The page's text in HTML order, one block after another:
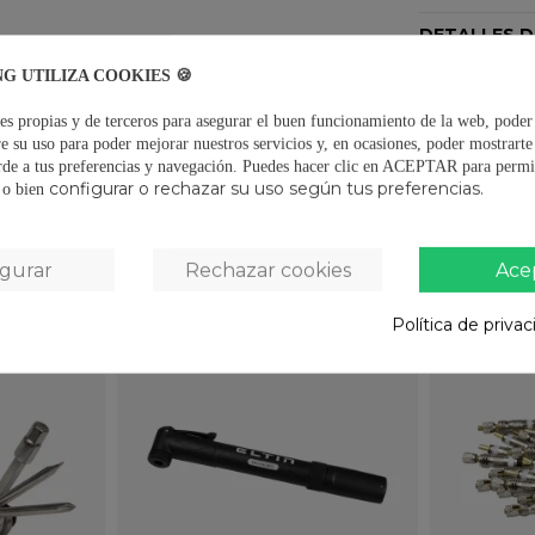
DETALLES
OPINIONES
compraron:
UTILIZA COOKIES 🍪
propias y de terceros para asegurar el buen funcionamiento de la web, poder
su uso para poder mejorar nuestros servicios y, en ocasiones, poder mostrarte
a tus preferencias y navegación. Puedes hacer clic en ACEPTAR para
bien configurar o rechazar su uso según tus preferencias.
Rechazar cookies
Política de